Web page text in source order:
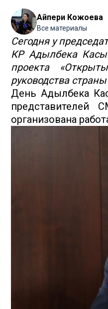
Айпери Кожоева
Все материалы
Сегодня у
КР Адылбека
проекта
руководства
День Адылбека
организована